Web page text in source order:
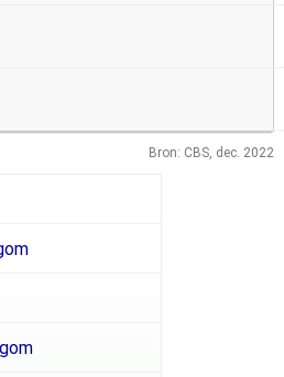
Bron: CBS, dec. 2022